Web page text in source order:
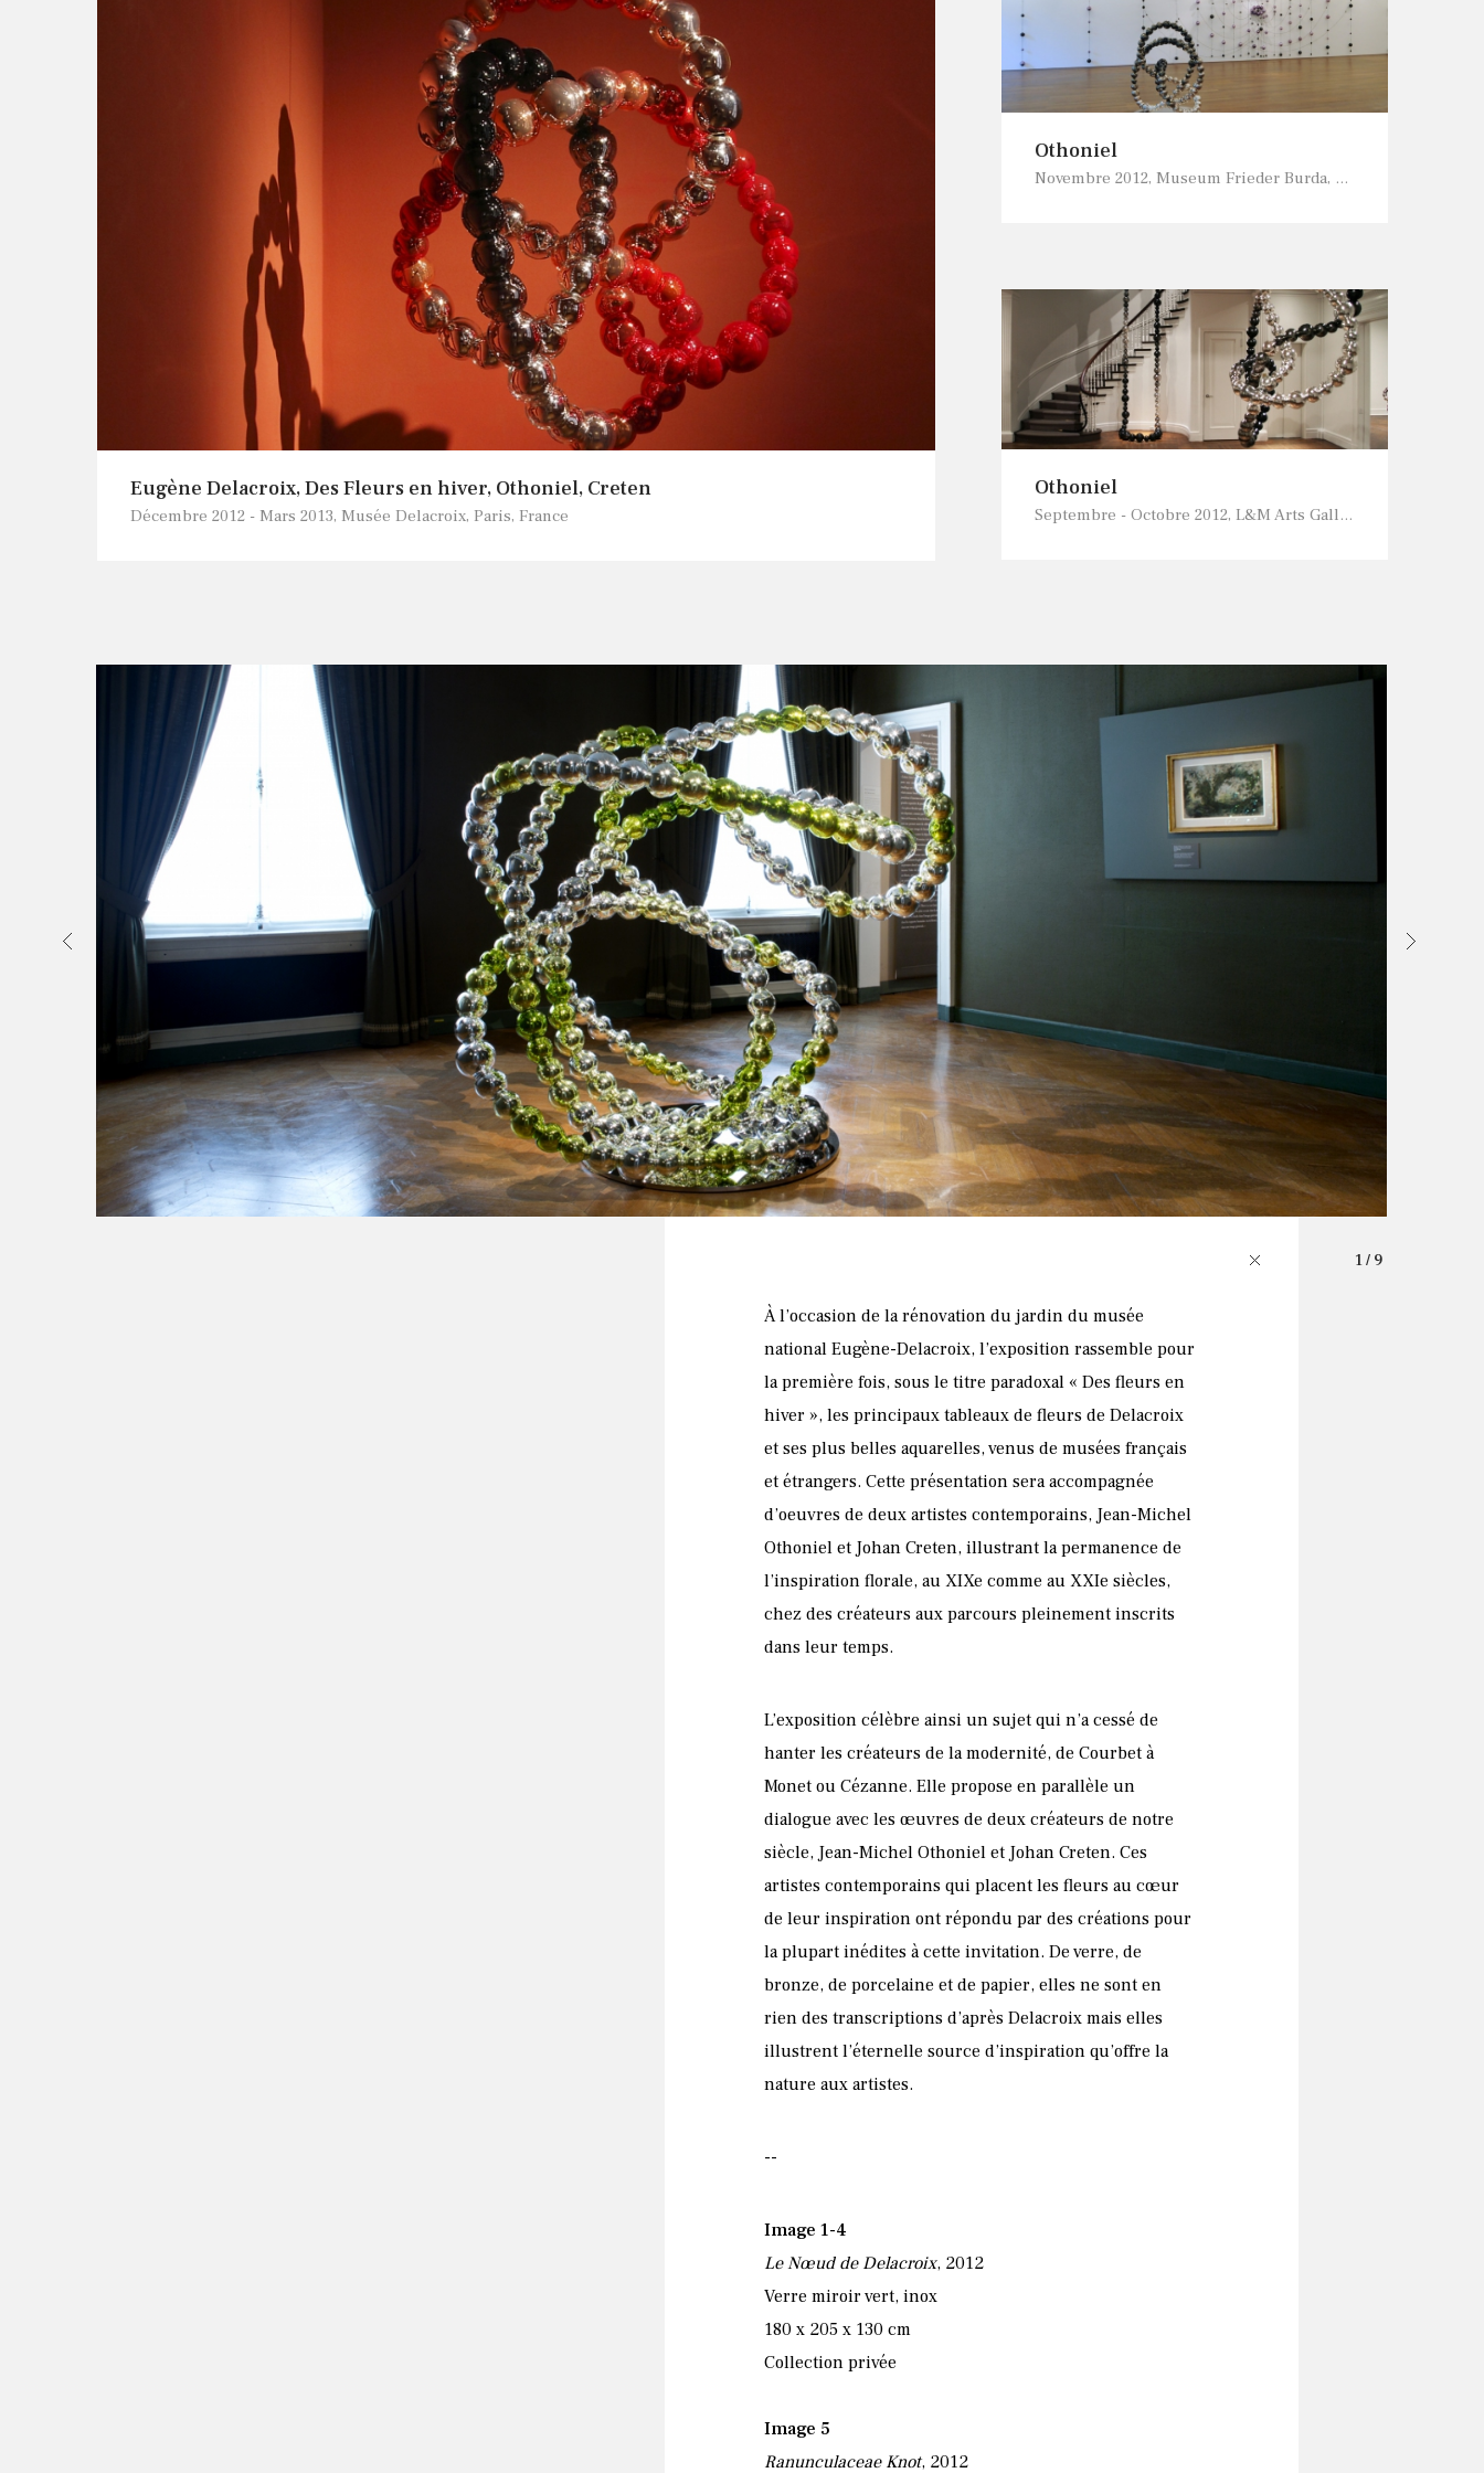
Eugène Delacroix, Des Fleurs en hiver, Othoniel, Creten
Décembre 2012 - Mars 2013, Musée Delacroix, Paris, France
Othoniel
Novembre 2012, Museum Frieder Burda, Baden-Baden, Allemagne
Othoniel
Septembre - Octobre 2012, L&M Arts Gallery, New York, États-Unis
1/ 9
Découvrir l'exposition
À l’occasion de la rénovation du jardin du musée
national Eugène-Delacroix, l’exposition rassemble pour
la première fois, sous le titre paradoxal « Des fleurs en
hiver », les principaux tableaux de fleurs de Delacroix
et ses plus belles aquarelles, venus de musées français
et étrangers. Cette présentation sera accompagnée
d’oeuvres de deux artistes contemporains, Jean-Michel
Othoniel et Johan Creten, illustrant la permanence de
l’inspiration florale, au XIXe comme au XXIe siècles,
chez des créateurs aux parcours pleinement inscrits
dans leur temps.
L’exposition célèbre ainsi un sujet qui n’a cessé de
hanter les créateurs de la modernité, de Courbet à
Monet ou Cézanne. Elle propose en parallèle un
dialogue avec les œuvres de deux créateurs de notre
siècle, Jean-Michel Othoniel et Johan Creten. Ces
artistes contemporains qui placent les fleurs au cœur
de leur inspiration ont répondu par des créations pour
la plupart inédites à cette invitation. De verre, de
bronze, de porcelaine et de papier, elles ne sont en
rien des transcriptions d’après Delacroix mais elles
illustrent l’éternelle source d’inspiration qu’offre la
nature aux artistes.
--
Image 1-4
Le Nœud de Delacroix, 2012
Verre miroir vert, inox
180 x 205 x 130 cm
Collection privée
Image 5
Ranunculaceae Knot, 2012